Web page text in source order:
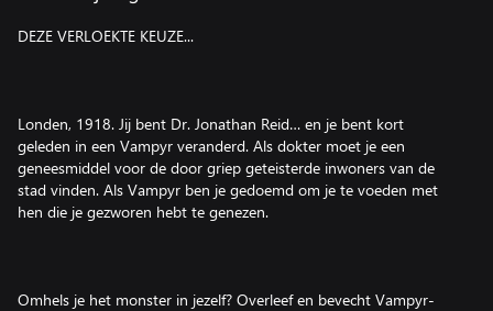
DEZE VERLOEKTE KEUZE...
Londen, 1918. Jij bent Dr. Jonathan Reid… en je bent kort
geleden in een Vampyr veranderd. Als dokter moet je een
geneesmiddel voor de door griep geteisterde inwoners van de
stad vinden. Als Vampyr ben je gedoemd om je te voeden met
hen die je gezworen hebt te genezen.
Omhels je het monster in jezelf? Overleef en bevecht Vampyr-